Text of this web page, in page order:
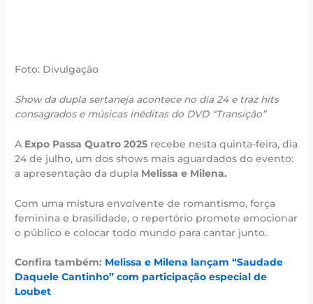
Foto: Divulgação
Show da dupla sertaneja acontece no dia 24 e traz hits
consagrados e músicas inéditas do DVD “Transição”
A Expo Passa Quatro 2025 recebe nesta quinta-feira, dia
24 de julho, um dos shows mais aguardados do evento:
a apresentação da dupla Melissa e Milena.
Com uma mistura envolvente de romantismo, força
feminina e brasilidade, o repertório promete emocionar
o público e colocar todo mundo para cantar junto.
Confira também: Melissa e Milena lançam “Saudade
Daquele Cantinho” com participação especial de
Loubet